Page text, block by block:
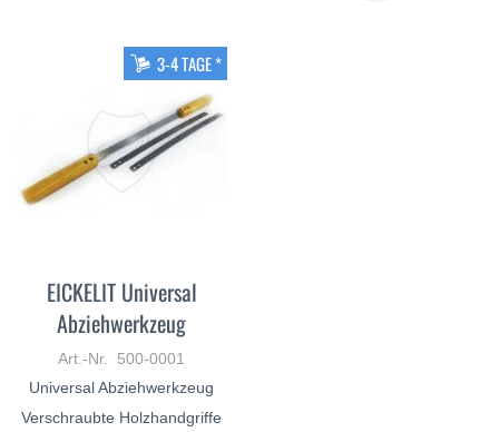
3-4 TAGE *
EICKELIT Universal
Abziehwerkzeug
Art.-Nr. 500-0001
Universal Abziehwerkzeug
Verschraubte Holzhandgriffe